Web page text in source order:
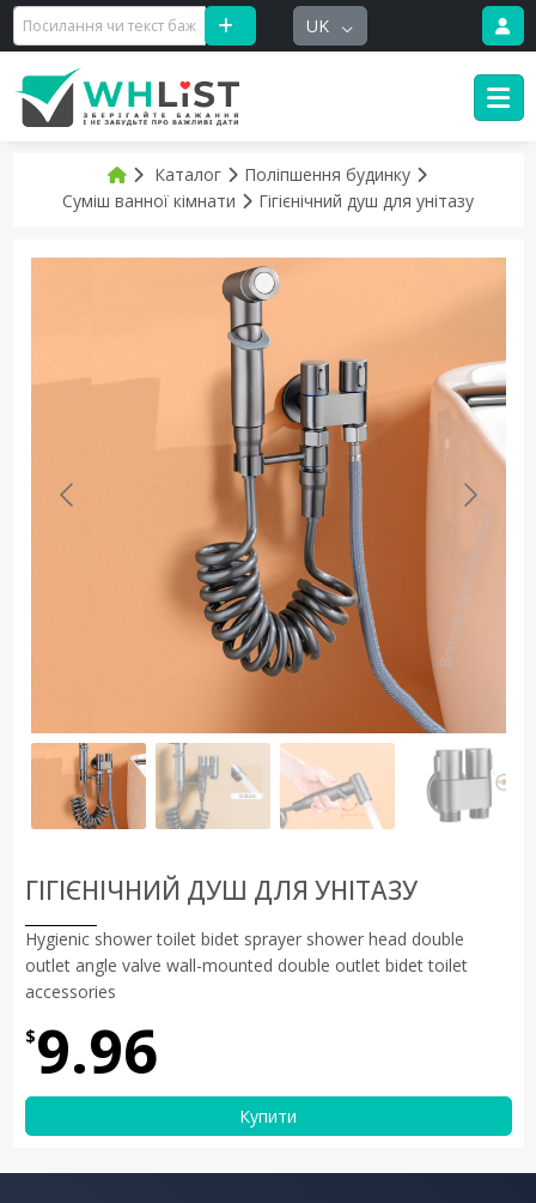
UK
Каталог
Поліпшення будинку
Суміш ванної кімнати
Гігієнічний душ для унітазу
ГІГІЄНІЧНИЙ ДУШ ДЛЯ УНІТАЗУ
Hygienic shower toilet bidet sprayer shower head double
outlet angle valve wall-mounted double outlet bidet toilet
accessories
$9.96
Купити